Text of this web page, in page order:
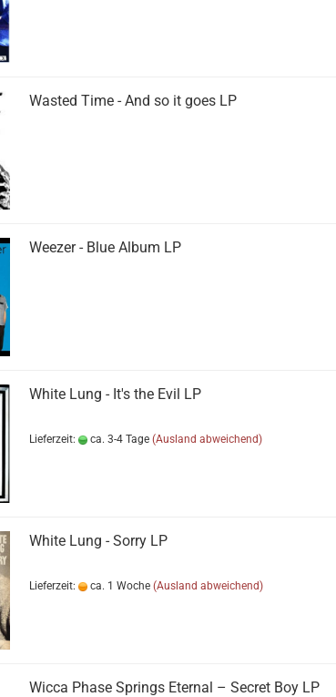
Wasted Time - And so it goes LP
Weezer - Blue Album LP
White Lung - It's the Evil LP
Lieferzeit: ca. 3-4 Tage (Ausland abweichend)
White Lung - Sorry LP
Lieferzeit: ca. 1 Woche (Ausland abweichend)
Wicca Phase Springs Eternal ‎– Secret Boy LP